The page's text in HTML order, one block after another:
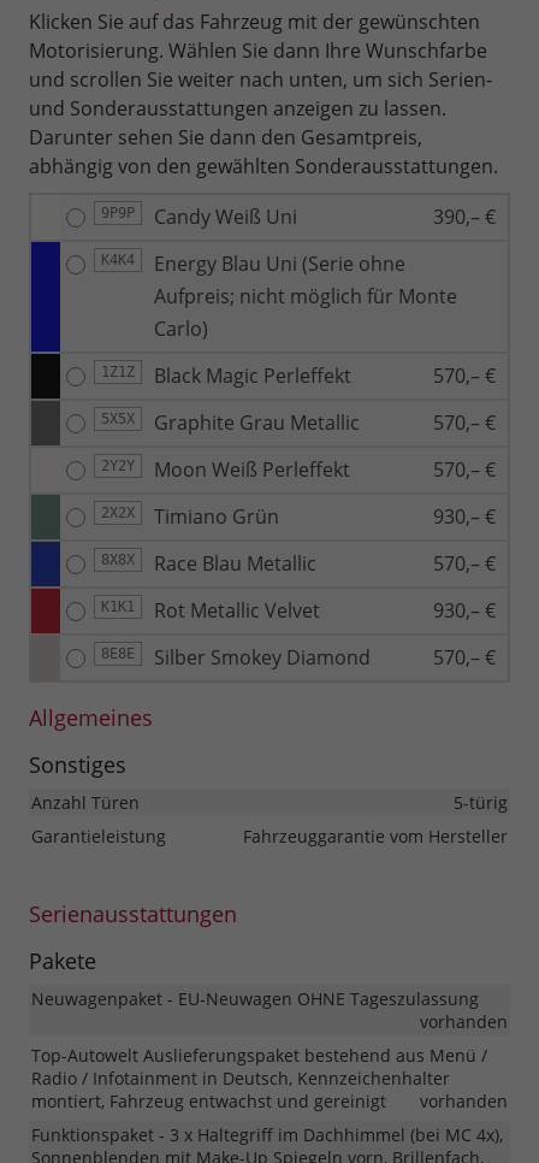
Klicken Sie auf das Fahrzeug mit der gewünschten
Motorisierung. Wählen Sie dann Ihre Wunschfarbe
und scrollen Sie weiter nach unten, um sich Serien-
und Sonderausstattungen anzeigen zu lassen.
Darunter sehen Sie dann den Gesamtpreis,
abhängig von den gewählten Sonderausstattungen.
9P9P Candy Weiß Uni 390,– €
K4K4
Energy Blau Uni (Serie ohne
Aufpreis; nicht möglich für Monte
Carlo)
1Z1Z Black Magic Perleffekt 570,– €
5X5X Graphite Grau Metallic 570,– €
2Y2Y Moon Weiß Perleffekt 570,– €
2X2X Timiano Grün 930,– €
8X8X Race Blau Metallic 570,– €
K1K1 Rot Metallic Velvet 930,– €
8E8E Silber Smokey Diamond 570,– €
Allgemeines
Sonstiges
Anzahl Türen
5-türig
Garantieleistung
Fahrzeuggarantie vom Hersteller
Serienausstattungen
Pakete
Neuwagenpaket - EU-Neuwagen OHNE Tageszulassung
vorhanden
Top-Autowelt Auslieferungspaket bestehend aus Menü /
Radio / Infotainment in Deutsch, Kennzeichenhalter
montiert, Fahrzeug entwachst und gereinigt
vorhanden
Funktionspaket - 3 x Haltegriff im Dachhimmel (bei MC 4x),
Sonnenblenden mit Make-Up Spiegeln vorn, Brillenfach,